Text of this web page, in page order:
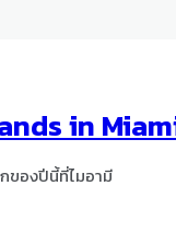
in
ของปีนี้ที่ไมอามี